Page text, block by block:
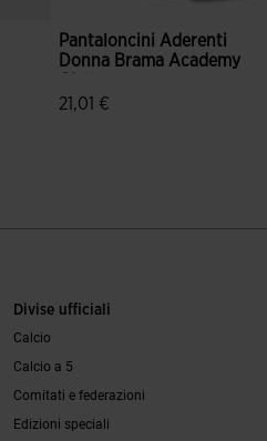
Pantaloncini Aderenti
Donna Brama Academy
21,01 €
Divise ufficiali
Calcio
Calcio a 5
Comitati e federazioni
Edizioni speciali